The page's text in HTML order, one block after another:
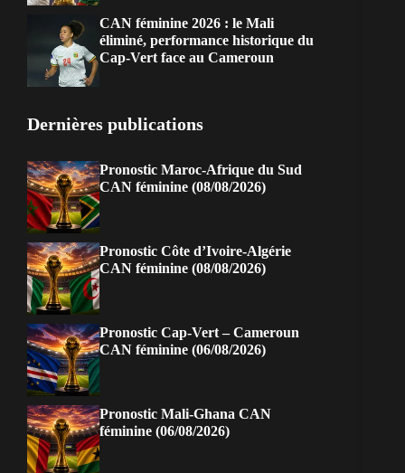
CAN féminine 2026 : le Mali
éliminé, performance historique du
Cap-Vert face au Cameroun
Dernières publications
Pronostic Maroc-Afrique du Sud
CAN féminine (08/08/2026)
Pronostic Côte d’Ivoire-Algérie
CAN féminine (08/08/2026)
Pronostic Cap-Vert – Cameroun
CAN féminine (06/08/2026)
Pronostic Mali-Ghana CAN
féminine (06/08/2026)